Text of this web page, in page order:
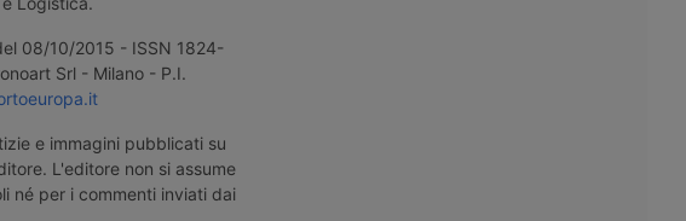
08/10/2015 - ISSN 1824-
Srl - Milano - P.I.
e immagini pubblicati su
L'editore non si assume
né per i commenti inviati dai